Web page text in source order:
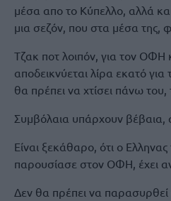
μέσα απο το Κύπελλο, αλλά
μια σεζόν, που στα μέσα της,
Τζακ ποτ λοιπόν, για τον ΟΦΗ
αποδεικνύεται λίρα εκατό
θα πρέπει να χτίσει πάνω
Συμβόλαια υπάρχουν βέβαια,
Είναι ξεκάθαρο, ότι ο
παρουσίασε στον ΟΦΗ, έχει
Δεν θα πρέπει να